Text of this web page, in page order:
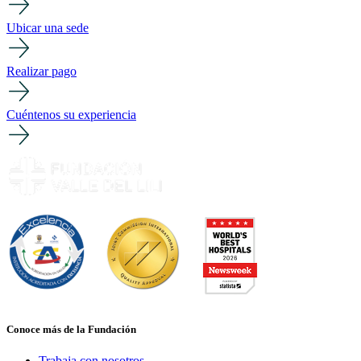
Ubicar una sede
Realizar pago
Cuéntenos su experiencia
Conoce más de la Fundación